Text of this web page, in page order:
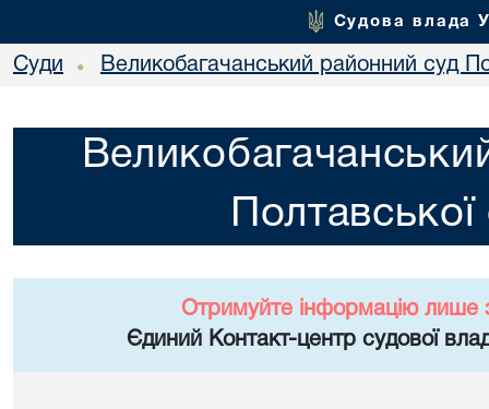
Судова влада
Суди • Великобагачанський районний суд
Полтавської
Отримуйте інформацію лише
Єдиний Контакт-центр судової